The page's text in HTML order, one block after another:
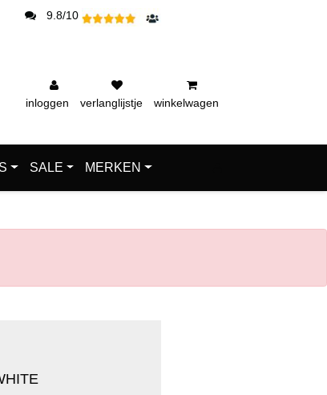
9.8/10
inloggen verlanglijstje winkelwagen
SALE MERKEN